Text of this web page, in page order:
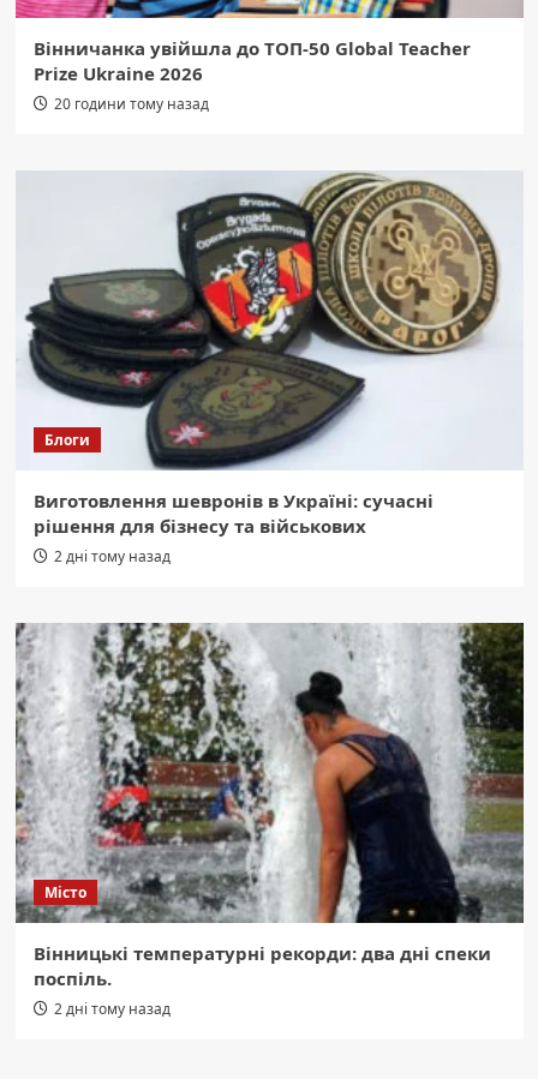
Вінничанка увійшла до ТОП-50 Global Teacher
Prize Ukraine 2026
20 години тому назад
Блоги
Виготовлення шевронів в Україні: сучасні
рішення для бізнесу та військових
2 дні тому назад
Місто
Вінницькі температурні рекорди: два дні спеки
поспіль.
2 дні тому назад